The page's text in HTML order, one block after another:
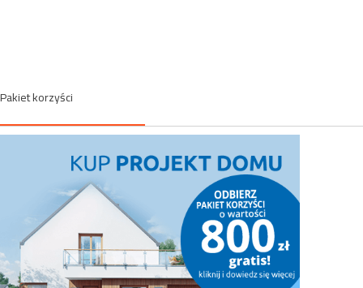
Pakiet korzyści